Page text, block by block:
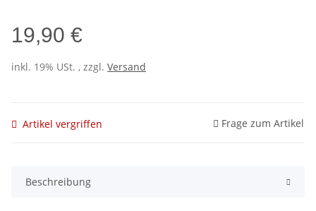
19,90 €
inkl. 19% USt. , zzgl. Versand
Artikel vergriffen Frage zum Artikel
Beschreibung